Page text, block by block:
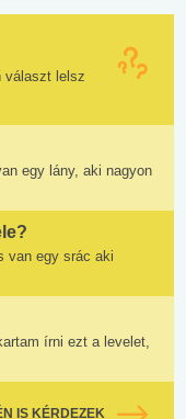
választ lelsz
egy lány, aki nagyon
van egy srác aki
írni ezt a levelet,
IS KÉRDEZEK